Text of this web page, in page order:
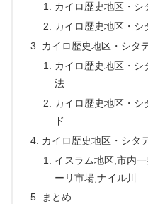
カイロ歴史地区・シ
カイロ歴史地区・シ
カイロ歴史地区・シタ
カイロ歴史地区・シ
法
カイロ歴史地区・シ
ド
カイロ歴史地区・シタ
イスラム地区,市内
ーリ市場,ナイル川
まとめ